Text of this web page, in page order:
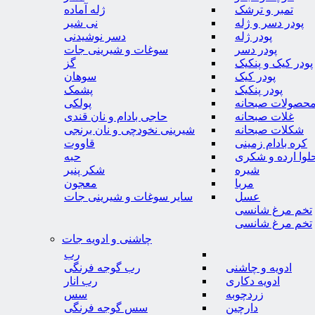
تمبر و ترشک
پودر دسر و ژله
پودر ژله
پودر دسر
پودر کیک و پنکیک
پودر کیک
پودر پنکیک
صبحانه
غلات صبحانه
شکلات صبحانه
کره بادام زمینی
ارده و شکری
شیره
مربا
عسل
تخم مرغ شانسی
تخم مرغ شانسی
ژله آماده
نی شیر
دسر نوشیدنی
سوغات و شیرینی جات
گز
سوهان
پشمک
پولکی
حاجی بادام و نان قندی
شیرینی نخودچی و نان برنجی
قاووت
حبه
شکر پنیر
معجون
سایر سوغات و شیرینی جات
چاشنی و ادویه جات
ادویه و چاشنی
ادویه دکاری
زردچوبه
دارچین
رب
رب گوجه فرنگی
رب انار
سس
سس گوجه فرنگی